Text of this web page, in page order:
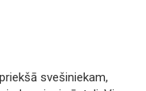
svešiniekam,